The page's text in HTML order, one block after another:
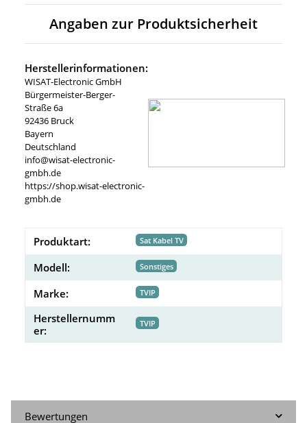
Angaben zur Produktsicherheit
Herstellerinformationen:
WISAT-Electronic GmbH
Bürgermeister-Berger-
Straße 6a
92436 Bruck
Bayern
Deutschland
info@wisat-electronic-
gmbh.de
https://shop.wisat-electronic-
gmbh.de
Produktart: Sat Kabel TV
Modell: Sonstiges
Marke: TVIP
Herstellernumm
er:
TVIP
Bewertungen